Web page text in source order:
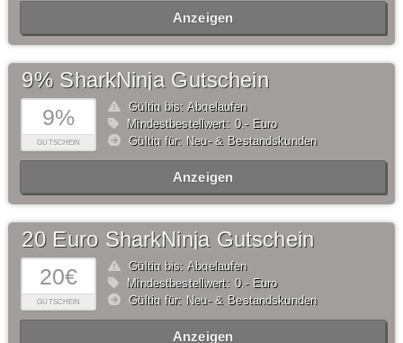
Anzeigen
9%
GUTSCHEIN
9% SharkNinja Gutschein
Gültig bis: Abgelaufen
Mindestbestellwert: 0,- Euro
Gültig für: Neu- & Bestandskunden
Anzeigen
20€
GUTSCHEIN
20 Euro SharkNinja Gutschein
Gültig bis: Abgelaufen
Mindestbestellwert: 0,- Euro
Gültig für: Neu- & Bestandskunden
Anzeigen